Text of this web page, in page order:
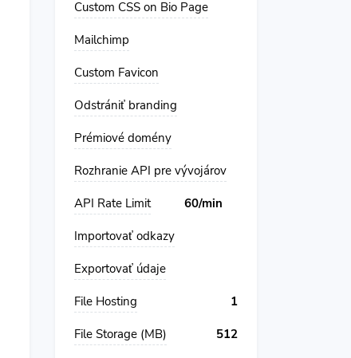
Custom CSS on Bio Page
Mailchimp
Custom Favicon
Odstrániť branding
Prémiové domény
Rozhranie API pre vývojárov
API Rate Limit 60/min
Importovať odkazy
Exportovať údaje
File Hosting 1
File Storage (MB) 512